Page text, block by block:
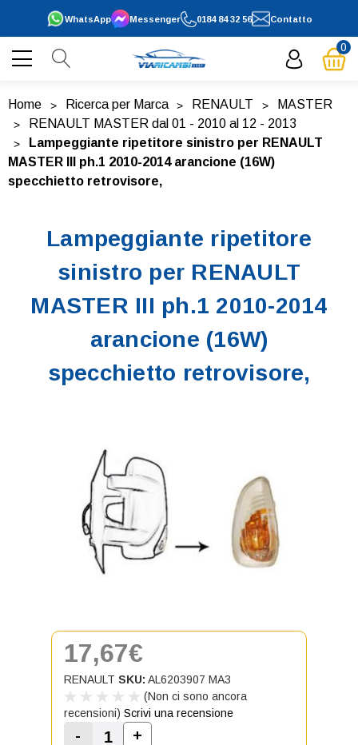
0184 84 32 56
WhatsApp Contatto
Messenger
0
Home Ricerca per Marca RENAULT
MASTER
RENAULT MASTER dal 01 - 2010 al 12 - 2013
Lampeggiante ripetitore sinistro per RENAULT
MASTER III ph.1 2010-2014 arancione (16W)
specchietto retrovisore,
Lampeggiante ripetitore
sinistro per RENAULT
MASTER III ph.1 2010-2014
arancione (16W)
specchietto retrovisore,
17,67€
RENAULT SKU: AL6203907 MA3
(Non ci sono ancora
recensioni) Scrivi una recensione
- +